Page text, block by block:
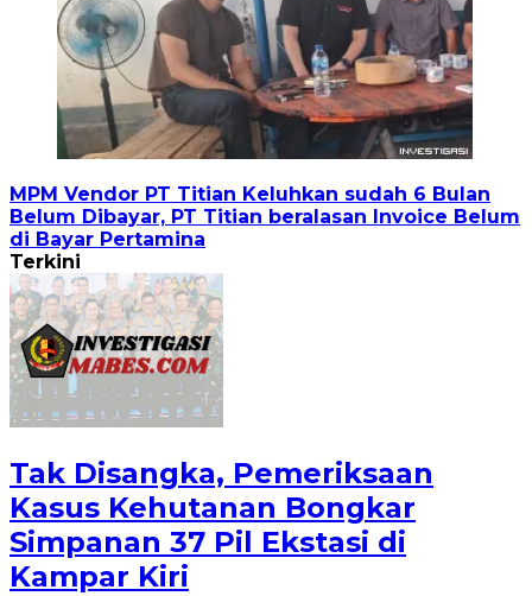
MPM Vendor PT Titian Keluhkan sudah 6 Bulan
Belum Dibayar, PT Titian beralasan Invoice Belum
di Bayar Pertamina
Terkini
Tak Disangka, Pemeriksaan
Kasus Kehutanan Bongkar
Simpanan 37 Pil Ekstasi di
Kampar Kiri